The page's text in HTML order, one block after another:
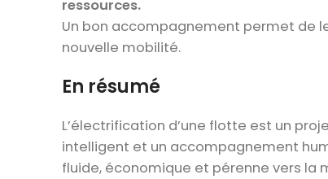
ressources.
Un bon accompagnement permet de
nouvelle mobilité.
En résumé
L’électrification d’une flotte est un
intelligent et un accompagnement
fluide, économique et pérenne vers la